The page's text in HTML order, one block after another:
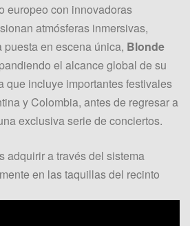
europeo con innovadoras
atmósferas inmersivas,
en escena única, Blonde
el alcance global de su
que incluye importantes festivales
y Colombia, antes de regresar a
exclusiva serie de conciertos.
adquirir a través del sistema
en las taquillas del recinto